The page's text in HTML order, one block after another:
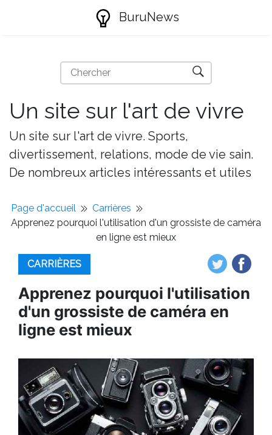
BuruNews
Un site sur l'art de vivre
Un site sur l'art de vivre. Sports,
divertissement, relations, mode de vie sain.
De nombreux articles intéressants et utiles
Page d'accueil
Carrières
Apprenez pourquoi l'utilisation d'un grossiste de caméra
en ligne est mieux
CARRIÈRES
Apprenez pourquoi l'utilisation
d'un grossiste de caméra en
ligne est mieux